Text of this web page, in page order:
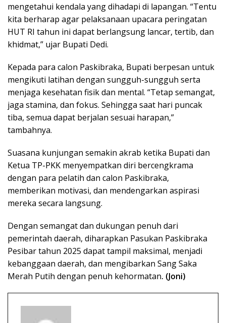
mengetahui kendala yang dihadapi di lapangan. “Tentu
kita berharap agar pelaksanaan upacara peringatan
HUT RI tahun ini dapat berlangsung lancar, tertib, dan
khidmat,” ujar Bupati Dedi.
Kepada para calon Paskibraka, Bupati berpesan untuk
mengikuti latihan dengan sungguh-sungguh serta
menjaga kesehatan fisik dan mental. “Tetap semangat,
jaga stamina, dan fokus. Sehingga saat hari puncak
tiba, semua dapat berjalan sesuai harapan,”
tambahnya.
Suasana kunjungan semakin akrab ketika Bupati dan
Ketua TP-PKK menyempatkan diri bercengkrama
dengan para pelatih dan calon Paskibraka,
memberikan motivasi, dan mendengarkan aspirasi
mereka secara langsung.
Dengan semangat dan dukungan penuh dari
pemerintah daerah, diharapkan Pasukan Paskibraka
Pesibar tahun 2025 dapat tampil maksimal, menjadi
kebanggaan daerah, dan mengibarkan Sang Saka
Merah Putih dengan penuh kehormatan. (Joni)